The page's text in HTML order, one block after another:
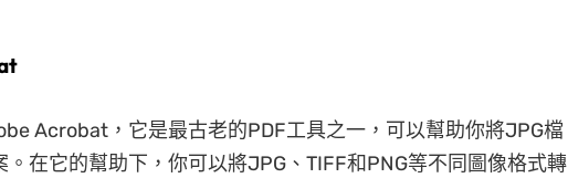
Acrobat，它是最古老的PDF工具之一，可以幫助你將JPG檔
。在它的幫助下，你可以將JPG、TIFF和PNG等不同圖像格式轉